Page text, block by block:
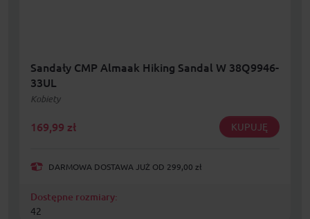
Sandały CMP Almaak Hiking Sandal W 38Q9946-
33UL
Kobiety
169,99 zł KUPUJĘ
DARMOWA DOSTAWA JUŻ OD 299,00 zł
Dostępne rozmiary:
42